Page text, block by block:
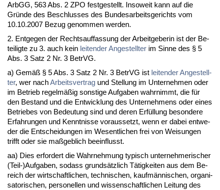
ArbGG, 563 Abs. 2 ZPO fest­ge­stellt. In­so­weit kann auf die
Gründe des Be­schlus­ses des Bun­des­ar­beits­ge­richts vom
10.10.2007 Be­zug ge­nom­men wer­den.
2. Ent­ge­gen der Rechts­auf­fas­sung der Ar­beit­ge­be­rin ist der Be­
tei­lig­te zu 3. auch kein lei­ten­der An­ge­stell­ter im Sin­ne des § 5
Abs. 3 Satz 2 Nr. 3 Be­trVG.
a) Gemäß § 5 Abs. 3 Satz 2 Nr. 3 Be­trVG ist lei­ten­der An­ge­stell­
ter, wer nachAr­beits­ver­trag und Stel­lung im Un­ter­neh­men oder
im Be­trieb re­gelmäßig sons­ti­ge Auf­ga­ben wahr­nimmt, die für
den Be­stand und die Ent­wick­lung des Un­ter­neh­mens oder ei­nes
Be­trie­bes von Be­deu­tung sind und de­ren Erfüllung be­son­de­re
Er­fah­run­gen und Kennt­nis­se vor­aus­setzt, wenn er da­bei ent­we­
der die Ent­schei­dun­gen im We­sent­li­chen frei von Wei­sun­gen
trifft oder sie maßgeb­lich be­ein­flusst.
aa) Dies er­for­dert die Wahr­neh­mung ty­pisch un­ter­neh­me­ri­scher
(Teil-)Auf­ga­ben, so­dass grundsätz­lich Tätig­kei­ten aus dem Be­
reich der wirt­schaft­li­chen, tech­ni­schen, kaufmänni­schen, or­ga­ni­
sa­to­ri­schen, per­so­nel­len und wis­sen­schaft­li­chen Lei­tung des